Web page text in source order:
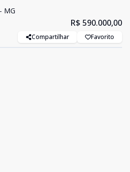
MG
R$ 590.000,00
Compartilhar Favorito